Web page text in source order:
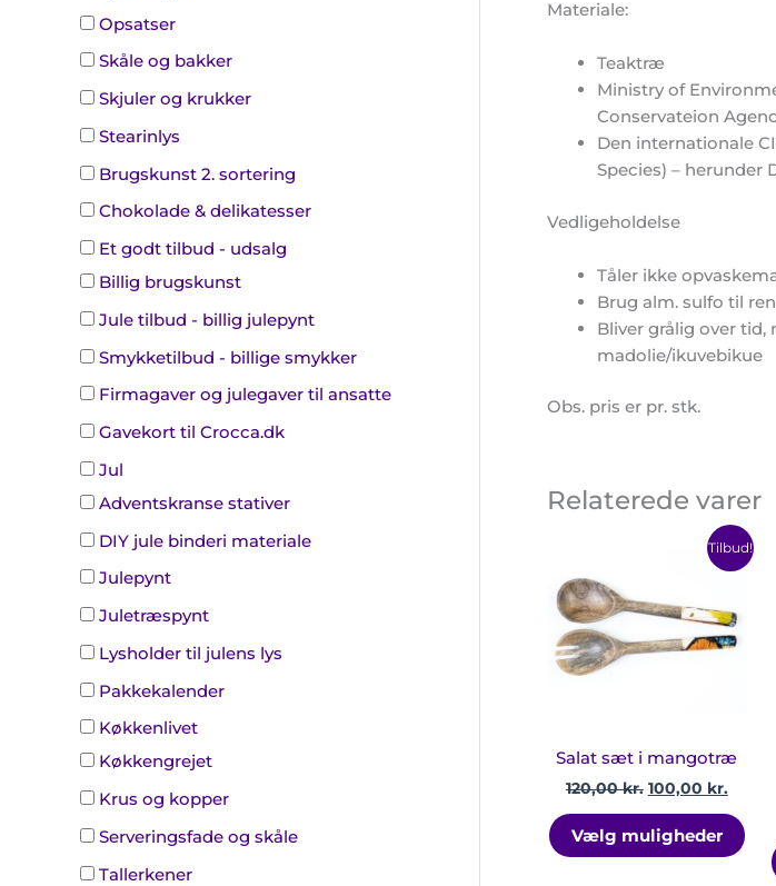
Opsatser
Skåle og bakker
Skjuler og krukker
Stearinlys
Brugskunst 2. sortering
Chokolade & delikatesser
Et godt tilbud - udsalg
Billig brugskunst
Jule tilbud - billig julepynt
Smykketilbud - billige smykker
Firmagaver og julegaver til ansatte
Gavekort til Crocca.dk
Jul
Adventskranse stativer
DIY jule binderi materiale
Julepynt
Juletræspynt
Lysholder til julens lys
Pakkekalender
Køkkenlivet
Køkkengrejet
Krus og kopper
Serveringsfade og skåle
Tallerkener
Materiale:
Teaktræ
Ministry of
Conservateion
Den internationale
Species) – herunder
Vedligeholdelse
Tåler ikke
Brug alm. sulfo til
Bliver grålig over
madolie/ikuvebikue
Obs. pris er pr. stk.
Relaterede varer
Tilbud!
Salat sæt i mangotræ
120,00kr.
oprindelige
120,00 kr..
100,00 kr.
Den
pris
Vælg muligheder
vare